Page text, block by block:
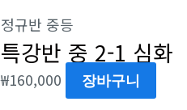
정규반 중등
특강반 중 2-1 심화
₩160,000 장바구니